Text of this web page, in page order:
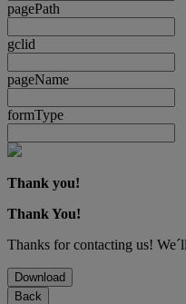
pagePath
gclid
pageName
formType
Thank you!
Thank You!
Thanks for contacting us!
Download
Back